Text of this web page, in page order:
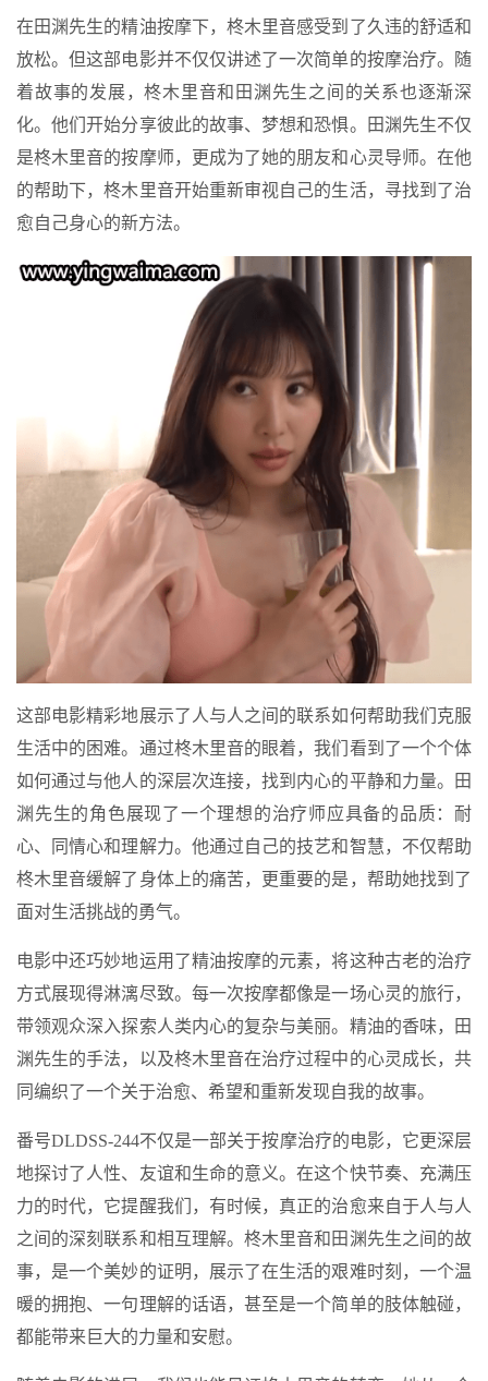
在田渊先生的精油按摩下，柊木里音感受到了久违的舒适和
放松。但这部电影并不仅仅讲述了一次简单的按摩治疗。随
着故事的发展，柊木里音和田渊先生之间的关系也逐渐深
化。他们开始分享彼此的故事、梦想和恐惧。田渊先生不仅
是柊木里音的按摩师，更成为了她的朋友和心灵导师。在他
的帮助下，柊木里音开始重新审视自己的生活，寻找到了治
愈自己身心的新方法。
这部电影精彩地展示了人与人之间的联系如何帮助我们克服
生活中的困难。通过柊木里音的眼着，我们看到了一个个体
如何通过与他人的深层次连接，找到内心的平静和力量。田
渊先生的角色展现了一个理想的治疗师应具备的品质：耐
心、同情心和理解力。他通过自己的技艺和智慧，不仅帮助
柊木里音缓解了身体上的痛苦，更重要的是，帮助她找到了
面对生活挑战的勇气。
电影中还巧妙地运用了精油按摩的元素，将这种古老的治疗
方式展现得淋漓尽致。每一次按摩都像是一场心灵的旅行，
带领观众深入探索人类内心的复杂与美丽。精油的香味，田
渊先生的手法，以及柊木里音在治疗过程中的心灵成长，共
同编织了一个关于治愈、希望和重新发现自我的故事。
番号DLDSS-244不仅是一部关于按摩治疗的电影，它更深层
地探讨了人性、友谊和生命的意义。在这个快节奏、充满压
力的时代，它提醒我们，有时候，真正的治愈来自于人与人
之间的深刻联系和相互理解。柊木里音和田渊先生之间的故
事，是一个美妙的证明，展示了在生活的艰难时刻，一个温
暖的拥抱、一句理解的话语，甚至是一个简单的肢体触碰，
都能带来巨大的力量和安慰。